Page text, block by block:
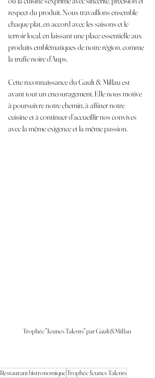
respect du produit. Nous travaillons ensemble
chaque plat, en accord avec les saisons et le
terroir local, en laissant une place essentielle aux
produits emblématiques de notre région, comme
la truffe noire d’Aups.
Cette reconnaissance du Gault & Millau est
avant tout un encouragement. Elle nous motive
à poursuivre notre chemin, à affiner notre
cuisine et à continuer d’accueillir nos convives
avec la même exigence et la même passion.
Trophée "Jeunes Talents" par Gault&Millau
Restaurant bistronomiqueTrophée Jeunes Talents